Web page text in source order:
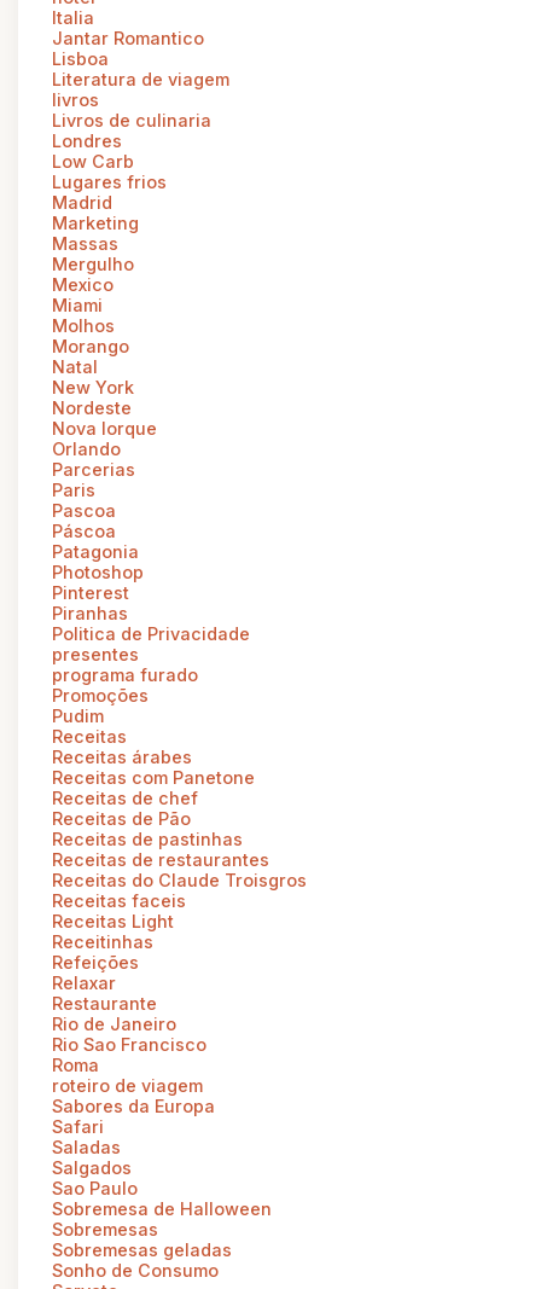
Italia
Jantar Romantico
Lisboa
Literatura de viagem
livros
Livros de culinaria
Londres
Low Carb
Lugares frios
Madrid
Marketing
Massas
Mergulho
Mexico
Miami
Molhos
Morango
Natal
New York
Nordeste
Nova Iorque
Orlando
Parcerias
Paris
Pascoa
Páscoa
Patagonia
Photoshop
Pinterest
Piranhas
Politica de Privacidade
presentes
programa furado
Promoções
Pudim
Receitas
Receitas árabes
Receitas com Panetone
Receitas de chef
Receitas de Pão
Receitas de pastinhas
Receitas de restaurantes
Receitas do Claude Troisgros
Receitas faceis
Receitas Light
Receitinhas
Refeições
Relaxar
Restaurante
Rio de Janeiro
Rio Sao Francisco
Roma
roteiro de viagem
Sabores da Europa
Safari
Saladas
Salgados
Sao Paulo
Sobremesa de Halloween
Sobremesas
Sobremesas geladas
Sonho de Consumo